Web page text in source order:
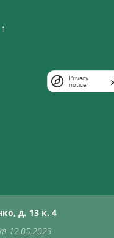
д. 13 к. 4
12.05.2023
Privacy
notice